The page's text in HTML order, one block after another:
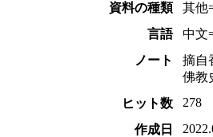
資料の種類
其他
言語
中文
ノート
摘自
佛教
ヒット数
278
作成日